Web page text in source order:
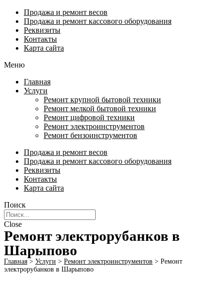
Продажа и ремонт весов
Продажа и ремонт кассового оборудования
Реквизиты
Контакты
Карта сайта
Меню
Главная
Услуги
Ремонт крупной бытовой техники
Ремонт мелкой бытовой техники
Ремонт цифровой техники
Ремонт электроинструментов​
Ремонт бензоинструментов
Продажа и ремонт весов
Продажа и ремонт кассового оборудования
Реквизиты
Контакты
Карта сайта
Поиск
Close
Ремонт электрорубанков в
Шарыпово
Главная > Услуги > Ремонт электроинструментов​ > Ремонт
электрорубанков в Шарыпово